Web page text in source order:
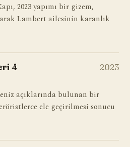
2023 yapımı bir gizem,
Lambert ailesinin karanlık
4 2023
açıklarında bulunan bir
ele geçirilmesi sonucu